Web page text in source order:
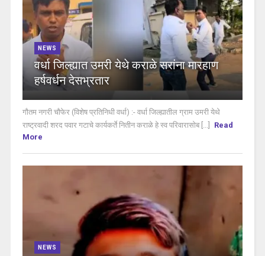
NEWS
वर्धा जिल्ह्यात उमरी येथे कराळे सरांना मारहाण
हर्षवर्धन देसभ्रतार
गौतम नगरी चौफेर (विशेष प्रतिनिधी वर्धा) :- वर्धा जिल्ह्यातील ग्राम उमरी येथे
राष्ट्रवादी शरद पवार गटाचे कार्यकर्ते नितीन कराळे हे स्व परिवारासोब [...]
Read
More
NEWS